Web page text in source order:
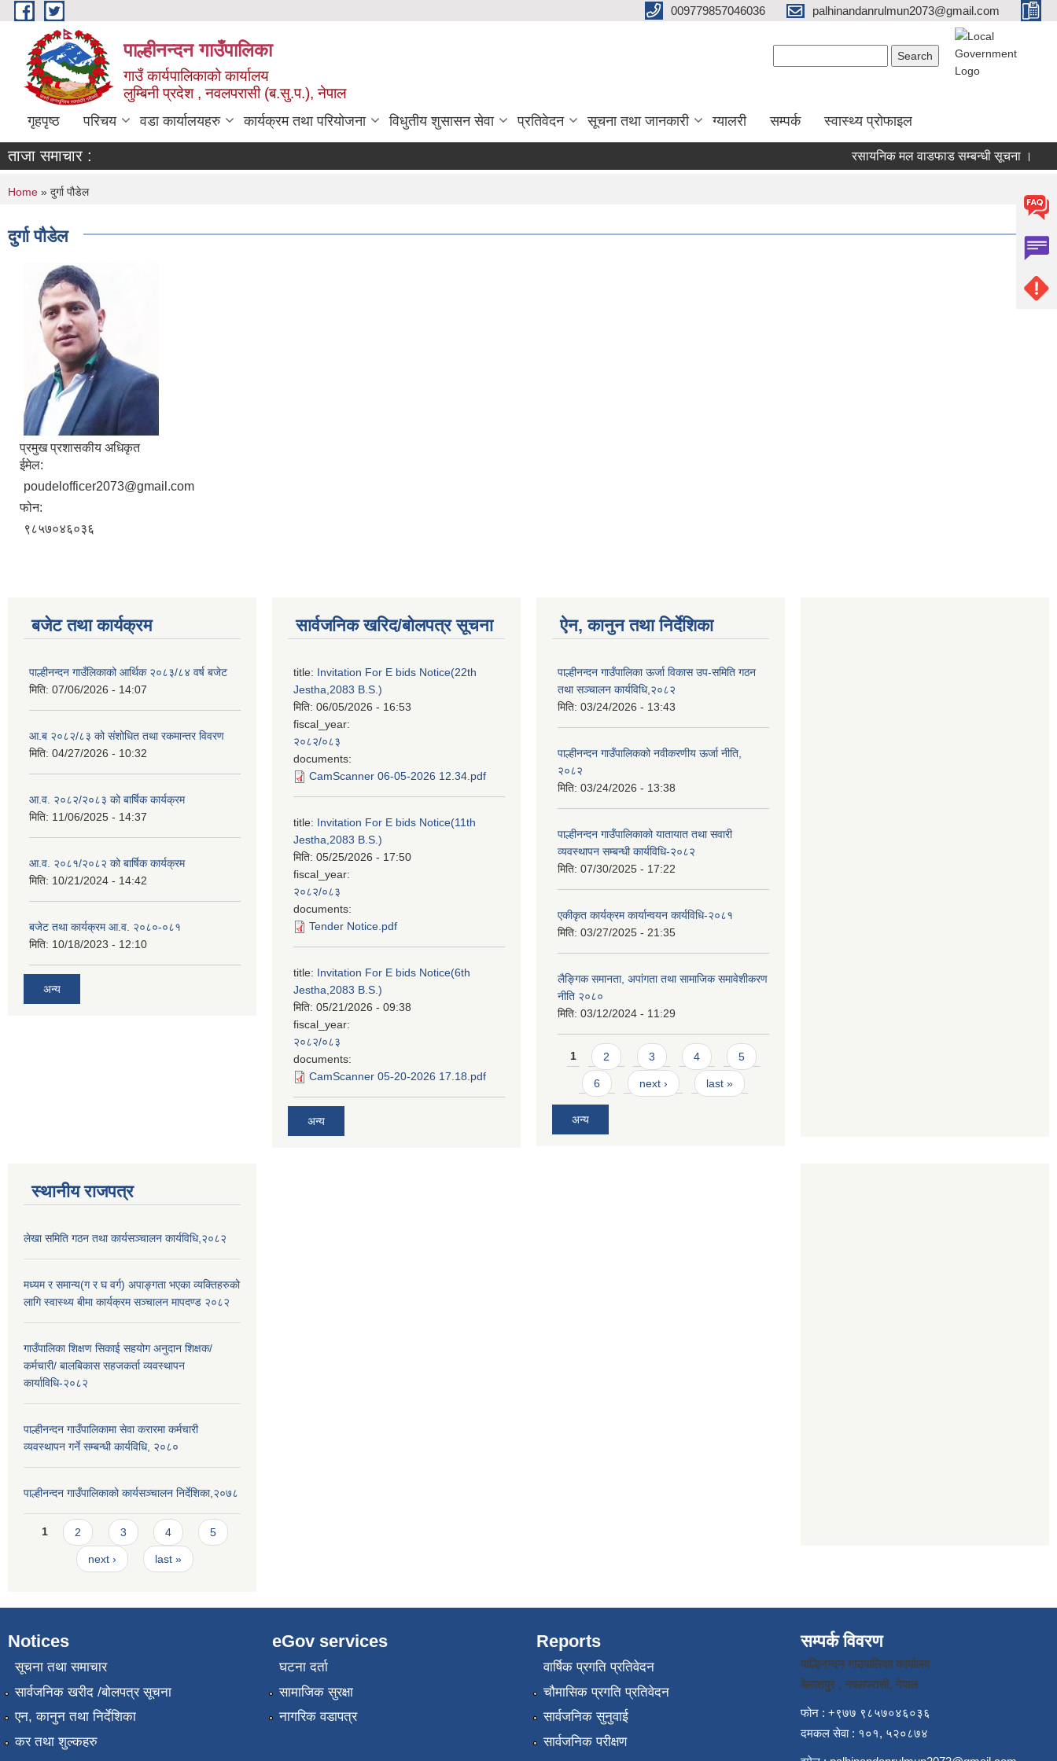
Skip to main content 009779857046036 palhinandanrulmun2073@gmail.com
पाल्हीनन्दन गाउँपालिका
गाउँ कार्यपालिकाको कार्यालय
लुम्बिनी प्रदेश , नवलपरासी (ब.सु.प.), नेपाल
गृहपृष्ठ परिचय वडा कार्यालयहरु कार्यक्रम तथा परियोजना विधुतीय शुसासन सेवा प्रतिवेदन सूचना तथा जानकारी ग्यालरी सम्पर्क स्वास्थ्य प्रोफाइल
ताजा समाचार : रसायनिक मल वाडफाड सम्बन्धी सूचना ।
You are here
Home » दुर्गा पौडेल
दुर्गा पौडेल
प्रमुख प्रशासकीय अधिकृत
ईमेल:
poudelofficer2073@gmail.com
फोन:
९८५७०४६०३६
बजेट तथा कार्यक्रम
पाल्हीनन्दन गाउँलिकाको आर्थिक २०८३/८४ वर्ष बजेट
मिति: 07/06/2026 - 14:07
आ.ब २०८२/८३ को संशोधित तथा रकमान्तर विवरण
मिति: 04/27/2026 - 10:32
आ.व. २०८२/२०८३ को बार्षिक कार्यक्रम
मिति: 11/06/2025 - 14:37
आ.व. २०८१/२०८२ को बार्षिक कार्यक्रम
मिति: 10/21/2024 - 14:42
बजेट तथा कार्यक्रम आ.व. २०८०-०८१
मिति: 10/18/2023 - 12:10
अन्य
सार्वजनिक खरिद/बोलपत्र सूचना
title: Invitation For E bids Notice(22th
Jestha,2083 B.S.)
मिति: 06/05/2026 - 16:53
fiscal_year:
२०८२/०८३
documents:
CamScanner 06-05-2026 12.34.pdf
title: Invitation For E bids Notice(11th
Jestha,2083 B.S.)
मिति: 05/25/2026 - 17:50
fiscal_year:
२०८२/०८३
documents:
Tender Notice.pdf
title: Invitation For E bids Notice(6th
Jestha,2083 B.S.)
मिति: 05/21/2026 - 09:38
fiscal_year:
२०८२/०८३
documents:
CamScanner 05-20-2026 17.18.pdf
अन्य
ऐन, कानुन तथा निर्देशिका
पाल्हीनन्दन गाउँपालिका ऊर्जा विकास उप-समिति गठन
तथा सञ्चालन कार्यविधि,२०८२
मिति: 03/24/2026 - 13:43
पाल्हीनन्दन गाउँपालिकको नवीकरणीय ऊर्जा नीति,
२०८२
मिति: 03/24/2026 - 13:38
पाल्हीनन्दन गाउँपालिकाको यातायात तथा सवारी
व्यवस्थापन सम्बन्धी कार्यविधि-२०८२
मिति: 07/30/2025 - 17:22
एकीकृत कार्यक्रम कार्यान्वयन कार्यविधि-२०८१
मिति: 03/27/2025 - 21:35
लैङ्गिक समानता, अपांगता तथा सामाजिक समावेशीकरण
नीति २०८०
मिति: 03/12/2024 - 11:29
Pages
1 2 3 4 5
6 next › last »
अन्य
स्थानीय राजपत्र
लेखा समिति गठन तथा कार्यसञ्चालन कार्यविधि,२०८२
मध्यम र समान्य(ग र घ वर्ग) अपाङ्गता भएका व्यक्तिहरुको
लागि स्वास्थ्य बीमा कार्यक्रम सञ्चालन मापदण्ड २०८२
गाउँपालिका शिक्षण सिकाई सहयोग अनुदान शिक्षक/
कर्मचारी/ बालबिकास सहजकर्ता व्यवस्थापन
कार्याविधि-२०८२
पाल्हीनन्दन गाउँपालिकामा सेवा करारमा कर्मचारी
व्यवस्थापन गर्ने सम्बन्धी कार्यविधि, २०८०
पाल्हीनन्दन गाउँपालिकाको कार्यसञ्चालन निर्देशिका,२०७८
Pages
1 2 3 4 5
next › last »
Notices
सूचना तथा समाचार
सार्वजनिक खरीद /बोलपत्र सूचना
एन, कानुन तथा निर्देशिका
कर तथा शुल्कहरु
eGov services
घटना दर्ता
सामाजिक सुरक्षा
नागरिक वडापत्र
Reports
वार्षिक प्रगति प्रतिवेदन
चौमासिक प्रगति प्रतिवेदन
सार्वजनिक सुनुवाई
सार्वजनिक परीक्षण
सम्पर्क विवरण
पाल्हिनन्दन गाउपालिका कार्यालय
बेलाशपुर , नवलपरासी, नेपाल
फोन : +९७७ ९८५७०४६०३६
दमकल सेवा : १०१, ५२०८७४